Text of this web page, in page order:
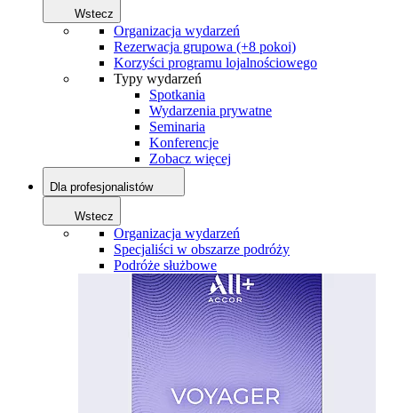
Wstecz
Organizacja wydarzeń
Rezerwacja grupowa (+8 pokoi)
Korzyści programu lojalnościowego
Typy wydarzeń
Spotkania
Wydarzenia prywatne
Seminaria
Konferencje
Zobacz więcej
Dla profesjonalistów
Wstecz
Organizacja wydarzeń
Specjaliści w obszarze podróży
Podróże służbowe